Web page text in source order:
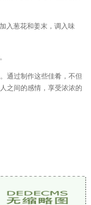
入葱花和姜末，调入味
通过制作这些佳肴，不但
之间的感情，享受浓浓的